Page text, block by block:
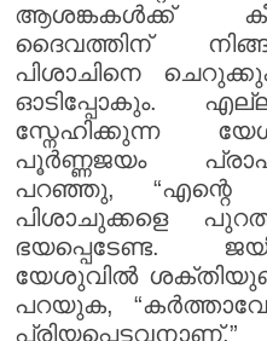
ആശങ്കകൾക്ക്
ദൈവത്തിന്
പിശാചിനെ
ഓടിപ്പോകും.
സ്നേഹിക്കുന്ന
പൂർണ്ണജയം
പറഞ്ഞു, “എന്റെ
പിശാചുക്കളെ
ഭയപ്പെടേണ്ട.
യേശുവിൽ
പറയുക,